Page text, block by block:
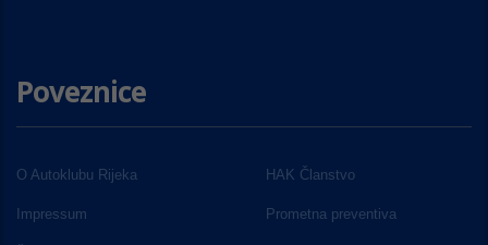
Poveznice
O Autoklubu Rijeka HAK Članstvo
Impressum Prometna preventiva